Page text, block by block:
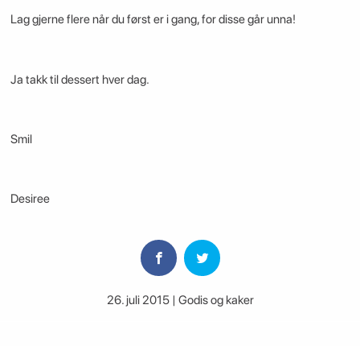
Lag gjerne flere når du først er i gang, for disse går unna!
Ja takk til dessert hver dag.
Smil
Desiree
26. juli 2015 | Godis og kaker